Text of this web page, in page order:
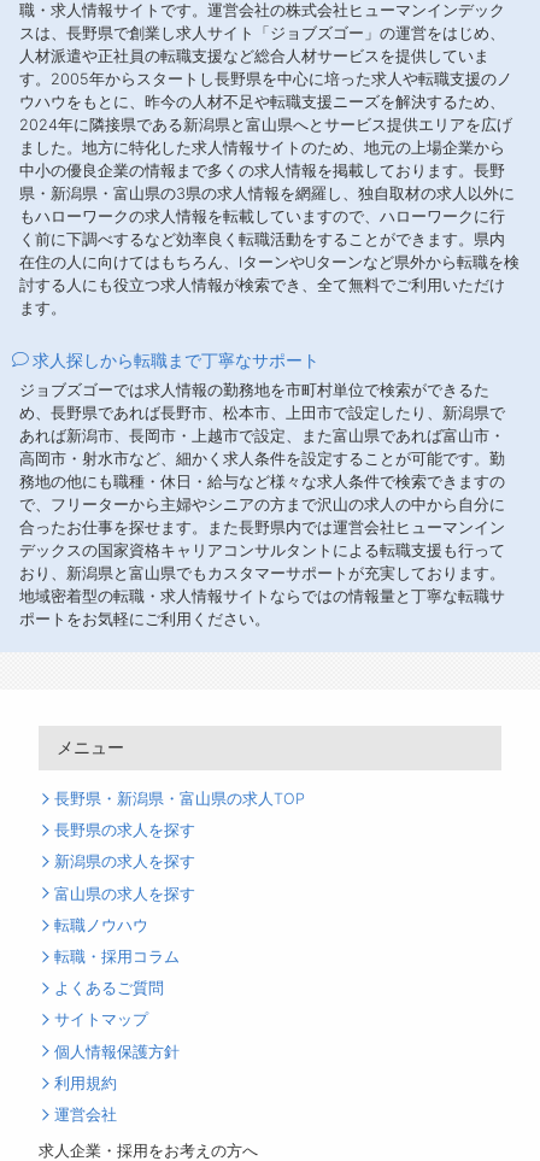
職・求人情報サイトです。運営会社の株式会社ヒューマンインデック
スは、長野県で創業し求人サイト「ジョブズゴー」の運営をはじめ、
人材派遣や正社員の転職支援など総合人材サービスを提供していま
す。2005年からスタートし長野県を中心に培った求人や転職支援のノ
ウハウをもとに、昨今の人材不足や転職支援ニーズを解決するため、
2024年に隣接県である新潟県と富山県へとサービス提供エリアを広げ
ました。地方に特化した求人情報サイトのため、地元の上場企業から
中小の優良企業の情報まで多くの求人情報を掲載しております。長野
県・新潟県・富山県の3県の求人情報を網羅し、独自取材の求人以外に
もハローワークの求人情報を転載していますので、ハローワークに行
く前に下調べするなど効率良く転職活動をすることができます。県内
在住の人に向けてはもちろん、IターンやUターンなど県外から転職を検
討する人にも役立つ求人情報が検索でき、全て無料でご利用いただけ
ます。
求人探しから転職まで丁寧なサポート
ジョブズゴーでは求人情報の勤務地を市町村単位で検索ができるた
め、長野県であれば長野市、松本市、上田市で設定したり、新潟県で
あれば新潟市、長岡市・上越市で設定、また富山県であれば富山市・
高岡市・射水市など、細かく求人条件を設定することが可能です。勤
務地の他にも職種・休日・給与など様々な求人条件で検索できますの
で、フリーターから主婦やシニアの方まで沢山の求人の中から自分に
合ったお仕事を探せます。また長野県内では運営会社ヒューマンイン
デックスの国家資格キャリアコンサルタントによる転職支援も行って
おり、新潟県と富山県でもカスタマーサポートが充実しております。
地域密着型の転職・求人情報サイトならではの情報量と丁寧な転職サ
ポートをお気軽にご利用ください。
メニュー
長野県・新潟県・富山県の求人TOP
長野県の求人を探す
新潟県の求人を探す
富山県の求人を探す
転職ノウハウ
転職・採用コラム
よくあるご質問
サイトマップ
個人情報保護方針
利用規約
運営会社
求人企業・採用をお考えの方へ